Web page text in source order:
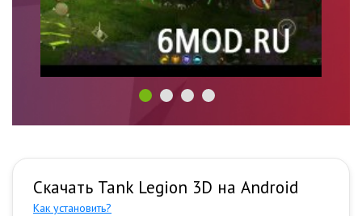
Скачать Tank Legion 3D на Android
Как установить?